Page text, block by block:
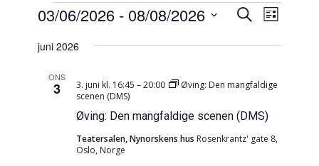
Hendingar
Hendingar
og
Søk
Liste
03/06/2026 - 08/08/2026
dato.
juni 2026
ONS
3
Øving: Den mangfaldige scenen (DMS)
3. juni kl. 16:45 –20:00
Øving: Den mangfaldige
scenen (DMS)
Teatersalen, Nynorskens hus Rosenkrantz' gate 8,
Oslo, Norge